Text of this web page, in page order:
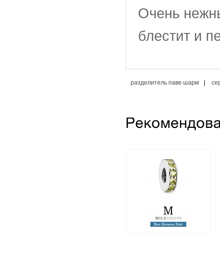
Очень
блестит и
разделитель паве шарм
Шарм бусина
разделитель (спейсер) с
желтыми камнями
(серебро)
1 250 грн. 650 грн.